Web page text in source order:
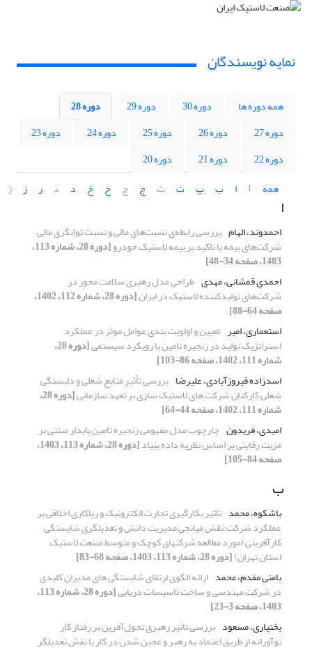
نمایه نویسندگان
همه دوره ها دوره 30 دوره 29
دوره 28
دوره 27
دوره 26 دوره 25 دوره 24
دوره 23
دوره 22
دوره 21
دوره 20
همه
آ ا ب پ ت ث ج چ ح خ د ذ ر ز ژ
ا
احمدوند، الهام بررسی رابطه‌ی نسبت‌های مالی و نسبت توانگری مالی
شرکت‌های بیمه با تاکید بر بیمه لاستیک خودرو [دوره 28، شماره 113،
1403، صفحه 34-48]
احمدی قمشانی، مهدی طراحی مدل رهبری سلامت محور در
شرکت‌های تولیدکننده لاستیک در ایران [دوره 28، شماره 112، 1402،
صفحه 64-88]
استعماری، امیر تعیین و اولویت بندی عوامل موثر در عملکرد
استراتژیک تولید در زنجیره تامین با رویکرد سیستمی [دوره 28،
شماره 111، 1402، صفحه 86-103]
اسدزاده فیروزآبادی، علیرضا بررسی تأثیر منابع شغلی و دلبستگی
شغلی کارکنان شرکت های لاستیک سازی بر تعهد سازمانی [دوره 28،
شماره 111، 1402، صفحه 44-64]
امیدی، فریدون چارچوب مدل مفهومی زنجیره تامین پایدار مبتنی بر
مزیت رقابتی بر اساس نظریه داده بنیاد [دوره 28، شماره 113، 1403،
صفحه 84-105]
ب
باشکوه، محمد تاثیر بکارگیری تجارت الکترونیک و ریاکاری اخلاقی بر
عملکرد شرکت:نقش میانجی مدیریت دانش و تعدیلگری شایستگی
کارآفرینی (مورد مطالعه شرکتهای کوچک و متوسط صنعت لاستیک
استان تهران)[دوره 28، شماره 113، 1403، صفحه 68-83]
بامنی مقدم، محمد ارائه الگوی ارتقای شایستگی های مدیران کلیدی
در شرکت مهندسی و ساخت تاسیسات دریایی [دوره 28، شماره 113،
1403، صفحه 3-23]
بختیاری، مسعود بررسی تاثیر رهبری تحول‌آفرین بر رفتار کار
نوآورانه از طریق اعتماد به رهبر و عجین شدن در کار با نقش تعدیلگر